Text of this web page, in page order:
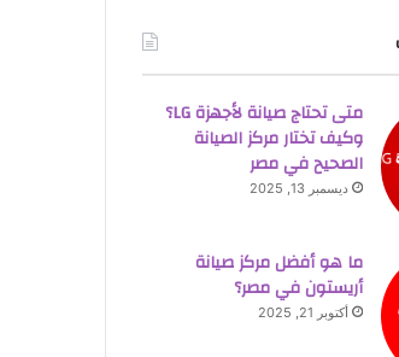
متى تحتاج صيانة لأجهزة LG؟
وكيف تختار مركز الصيانة
الصحيح في مصر
ديسمبر 13, 2025
ما هو أفضل مركز صيانة
أريستون في مصر؟
أكتوبر 21, 2025